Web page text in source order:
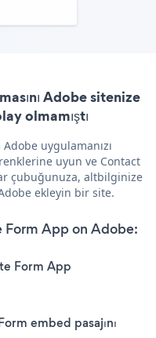
Adobe sitenize
olmamıştı
uygulamanızı
uyun ve Contact
çubuğunuza, altbilginize
ekleyin bir site.
Form App on Adobe:
Form App
embed pasajını